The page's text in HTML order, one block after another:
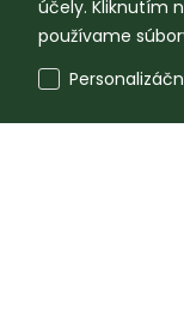
účely. Kliknutím
používame